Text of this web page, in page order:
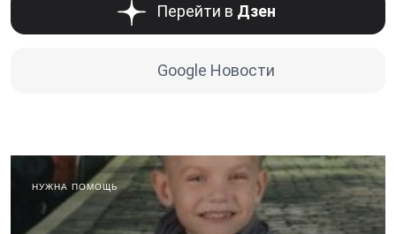
Перейти в Дзен
Google Новости
НУЖНА ПОМОЩЬ